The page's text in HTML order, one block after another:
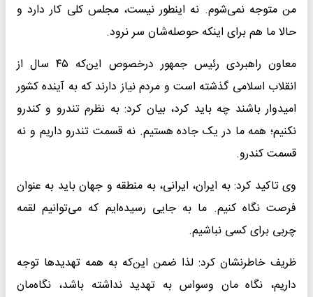
من متوجه نمی‌شوم. نه اینطور نیست، مجلس کلی کار دارد و
حالا ما هم برای اینکه حوصله‌شان سر نرود.
معاون راهبردی رئیس جمهور درخصوص این‌که ۴۵ سال از
انقلاب اسلامی گذشته است و مردم نیاز دارند که به آینده کشور
امیدوار باشند چه باید کرد، بیان کرد: به نظرم تندرو و کندرو
نکنیم؛ همه ما در یک جاده هستیم. نه قسمت تندرو داریم و نه
قسمت کندرو.
وی تاکید کرد: به ایران، ایرانی، به منطقه و جهان باید به عنوان
فرصت نگاه کنیم. ما به جایی رسیده‌ایم که می‌توانیم لقمه
چربی برای کسی نباشیم.
ظریف خاطرنشان کرد: لذا ضمن این‌که به همه تهدید‌ها توجه
داریم، نگاه مان وسواس به تهدید نداشته باشد، نگاه‌مان